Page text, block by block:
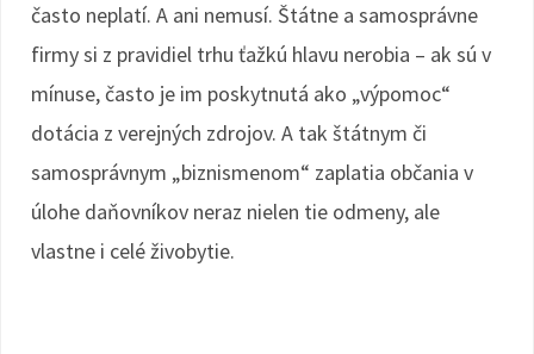
často neplatí. A ani nemusí. Štátne a samosprávne
firmy si z pravidiel trhu ťažkú hlavu nerobia – ak sú v
mínuse, často je im poskytnutá ako „výpomoc“
dotácia z verejných zdrojov. A tak štátnym či
samosprávnym „biznismenom“ zaplatia občania v
úlohe daňovníkov neraz nielen tie odmeny, ale
vlastne i celé živobytie.